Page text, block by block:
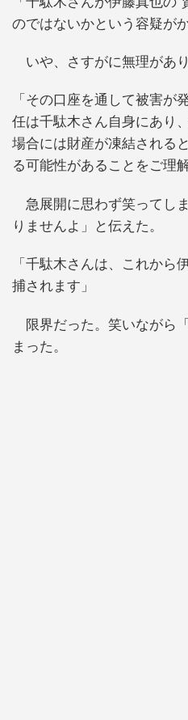
のではないかという容疑が
いや、さすがに無理があり
「その口座を通して被害が
任は千駄木さん自身にあり
場合には財産が凍結される
る可能性があることをご理
急展開に思わず笑ってし
りませんよ」と伝えた。
「千駄木さんは、これから
捕されます」
限界だった。笑いながら
まった。